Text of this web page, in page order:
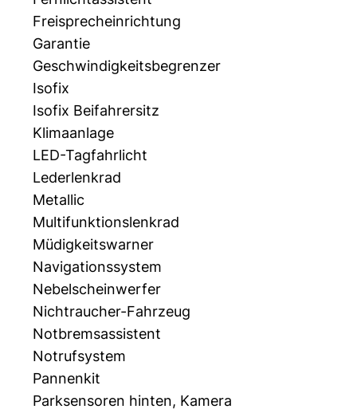
Freisprecheinrichtung
Garantie
Geschwindigkeitsbegrenzer
Isofix
Isofix Beifahrersitz
Klimaanlage
LED-Tagfahrlicht
Lederlenkrad
Metallic
Multifunktionslenkrad
Müdigkeitswarner
Navigationssystem
Nebelscheinwerfer
Nichtraucher-Fahrzeug
Notbremsassistent
Notrufsystem
Pannenkit
Parksensoren hinten, Kamera